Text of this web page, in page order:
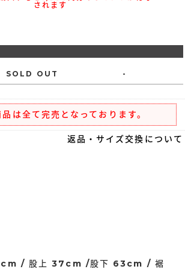
されます
SOLD OUT -
は全て完売となっております。
返品・サイズ交換について
/ 股上 37cm /股下 63cm / 裾